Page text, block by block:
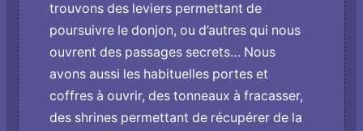
trouvons des leviers permettant de
poursuivre le donjon, ou d’autres qui nous
ouvrent des passages secrets… Nous
avons aussi les habituelles portes et
coffres à ouvrir, des tonneaux à fracasser,
des shrines permettant de récupérer de la